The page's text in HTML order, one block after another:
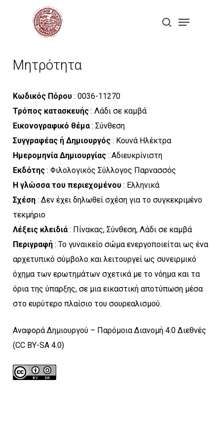
search
Menu
Μητρότητα
Κωδικός Πόρου: 0036-11270
Τρόπος κατασκευής: Λάδι σε καμβά
Εικονογραφικό θέμα: Σύνθεση
Συγγραφέας ή Δημιουργός: Κουνά Ηλέκτρα
Ημερομηνία Δημιουργίας: Αδιευκρίνιστη
Εκδότης: Φιλολογικός Σύλλογος Παρνασσός
Η γλώσσα του περιεχομένου: Ελληνικά
Σχέση: Δεν έχει δηλωθεί σχέση για το συγκεκριμένο
τεκμήριο
Λέξεις κλειδιά: Πίνακας, Σύνθεση, Λάδι σε καμβά
Περιγραφή: Το γυναικείο σώμα ενεργοποιείται ως ένα
αρχετυπικό σύμβολο και λειτουργεί ως συνειρμικό
όχημα των ερωτημάτων σχετικά με το νόημα και τα
όρια της ύπαρξης, σε μια εικαστική αποτύπωση μέσα
στο ευρύτερο πλαίσιο του σουρεαλισμού.
Αναφορά Δημιουργού – Παρόμοια Διανομή 4.0 Διεθνές
(CC BY-SA 4.0)